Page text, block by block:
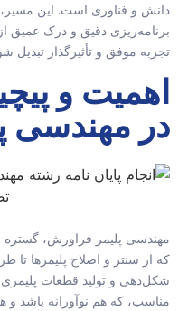
دانش و فناوری است. این مسیر،
برنامه‌ریزی دقیق و درک عمیق
تجربه موفق و تأثیرگذار تبدیل
اهمیت و
در مهندسی
مهندسی پلیمر فراورش،
که از سنتز و اصلاح پلیمرها تا
شکل‌دهی و تولید قطعات
مناسب، که هم نوآورانه باشد و